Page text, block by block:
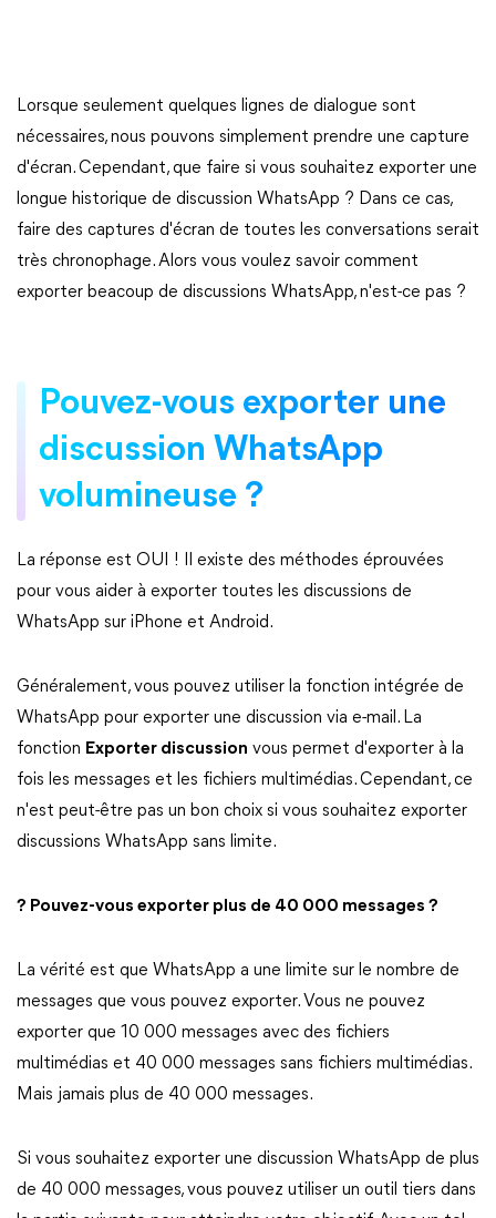
Lorsque seulement quelques lignes de dialogue sont
nécessaires, nous pouvons simplement prendre une capture
d'écran. Cependant, que faire si vous souhaitez exporter une
longue historique de discussion WhatsApp ? Dans ce cas,
faire des captures d'écran de toutes les conversations serait
très chronophage. Alors vous voulez savoir comment
exporter beacoup de discussions WhatsApp, n'est-ce pas ?
Pouvez-vous exporter une
discussion WhatsApp
volumineuse ?
La réponse est OUI ! Il existe des méthodes éprouvées
pour vous aider à exporter toutes les discussions de
WhatsApp sur iPhone et Android.
Généralement, vous pouvez utiliser la fonction intégrée de
WhatsApp pour exporter une discussion via e-mail. La
fonction Exporter discussion vous permet d'exporter à la
fois les messages et les fichiers multimédias. Cependant, ce
n'est peut-être pas un bon choix si vous souhaitez exporter
discussions WhatsApp sans limite.
? Pouvez-vous exporter plus de 40 000 messages ?
La vérité est que WhatsApp a une limite sur le nombre de
messages que vous pouvez exporter. Vous ne pouvez
exporter que 10 000 messages avec des fichiers
multimédias et 40 000 messages sans fichiers multimédias.
Mais jamais plus de 40 000 messages.
Si vous souhaitez exporter une discussion WhatsApp de plus
de 40 000 messages, vous pouvez utiliser un outil tiers dans